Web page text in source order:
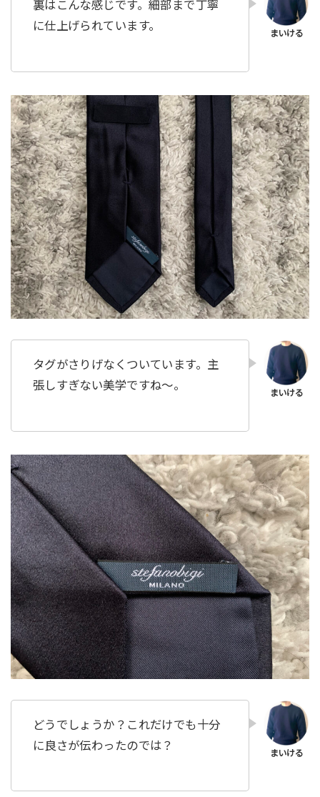
裏はこんな感じです。細部まで丁寧
に仕上げられています。
タグがさりげなくついています。主
張しすぎない美学ですね〜。
どうでしょうか？これだけでも十分
に良さが伝わったのでは？